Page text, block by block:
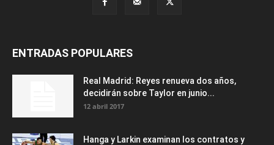
ENTRADAS POPULARES
Real Madrid: Reyes renueva dos años,
decidirán sobre Taylor en junio...
12 abril 2017
Hanga y Larkin examinan los contratos y